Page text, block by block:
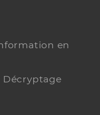
en
Décryptage